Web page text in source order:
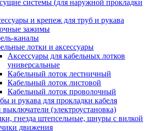
системы (для наружной прокладки
и крепеж для труб и рукава
зажимы
каналы
лотки и аксессуары
Аксессуары для кабельных лотков
универсальные
Кабельный лоток лестничный
Кабельный лоток листовой
Кабельный лоток проволочный
и рукава для прокладки кабеля
выключатели (электроустановка)
гнезда штепсельные, шнуры с вилкой
движения